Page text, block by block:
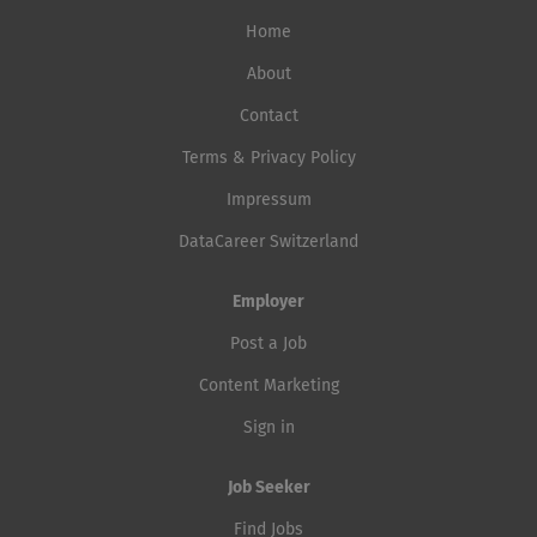
Home
About
Contact
Terms & Privacy Policy
Impressum
DataCareer Switzerland
Employer
Post a Job
Content Marketing
Sign in
Job Seeker
Find Jobs